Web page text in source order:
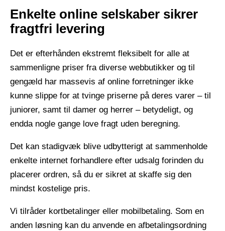
Enkelte online selskaber sikrer
fragtfri levering
Det er efterhånden ekstremt fleksibelt for alle at
sammenligne priser fra diverse webbutikker og til
gengæld har massevis af online forretninger ikke
kunne slippe for at tvinge priserne på deres varer – til
juniorer, samt til damer og herrer – betydeligt, og
endda nogle gange love fragt uden beregning.
Det kan stadigvæk blive udbytterigt at sammenholde
enkelte internet forhandlere efter udsalg forinden du
placerer ordren, så du er sikret at skaffe sig den
mindst kostelige pris.
Vi tilråder kortbetalinger eller mobilbetaling. Som en
anden løsning kan du anvende en afbetalingsordning